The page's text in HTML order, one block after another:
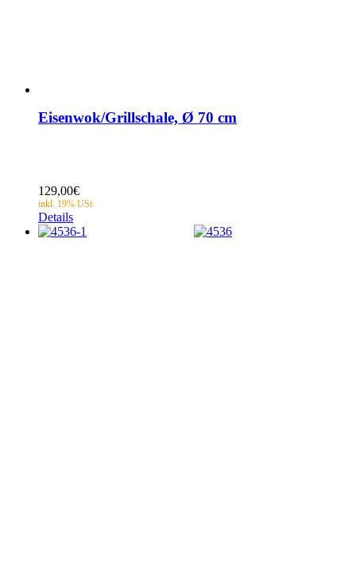
Eisenwok/Grillschale, Ø 70 cm
129,00€
Details